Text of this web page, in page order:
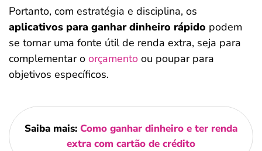
Portanto, com estratégia e disciplina, os
aplicativos para ganhar dinheiro rápido podem
se tornar uma fonte útil de renda extra, seja para
complementar o orçamento ou poupar para
objetivos específicos.
Saiba mais: Como ganhar dinheiro e ter renda
extra com cartão de crédito